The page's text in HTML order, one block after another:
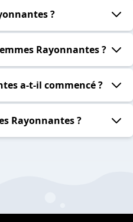
?
Rayonnantes ?
a-t-il commencé ?
Rayonnantes ?